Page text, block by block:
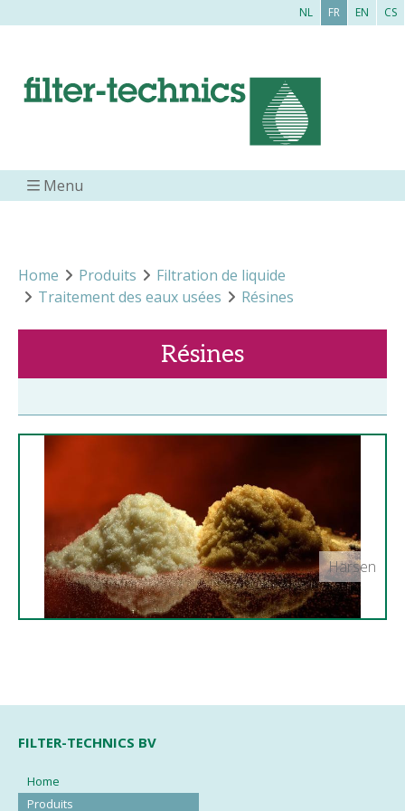
NL FR EN CS
Menu
Home Produits
Filtration de liquide
Traitement des eaux usées
Résines
Résines
Harsen
FILTER-TECHNICS BV
Home
Produits